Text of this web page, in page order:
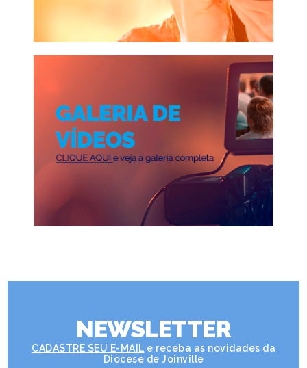
NEWSLETTER
CADASTRE SEU E-MAIL e receba as novidades da
Diocese de Joinville